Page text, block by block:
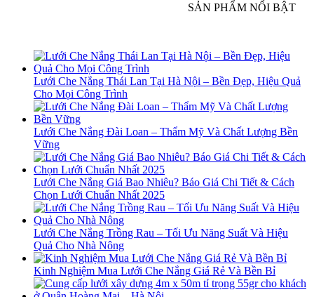
SẢN PHẨM NỔI BẬT
Lưới Che Nắng Thái Lan Tại Hà Nội – Bền Đẹp, Hiệu Quả
Cho Mọi Công Trình
Lưới Che Nắng Đài Loan – Thẩm Mỹ Và Chất Lượng Bền
Vững
Lưới Che Nắng Giá Bao Nhiêu? Báo Giá Chi Tiết & Cách
Chọn Lưới Chuẩn Nhất 2025
Lưới Che Nắng Trồng Rau – Tối Ưu Năng Suất Và Hiệu
Quả Cho Nhà Nông
Kinh Nghiệm Mua Lưới Che Nắng Giá Rẻ Và Bền Bỉ